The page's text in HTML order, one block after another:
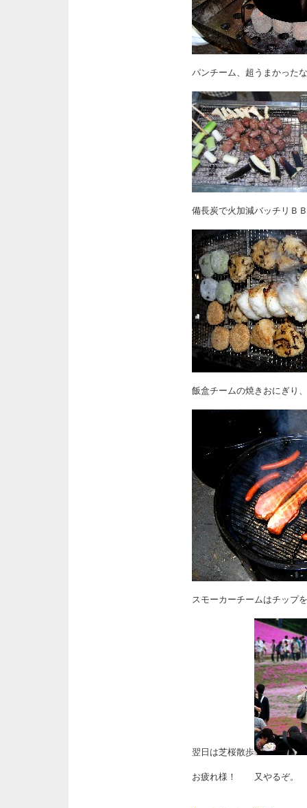
パンチーム、超うまかった
備長炭で火加減バッチリＢ
飯盒チームの焼きおにぎり
スモーカーチームはチップ
翌日は芝桜散歩
お疲れ様！ 又やるぞ。